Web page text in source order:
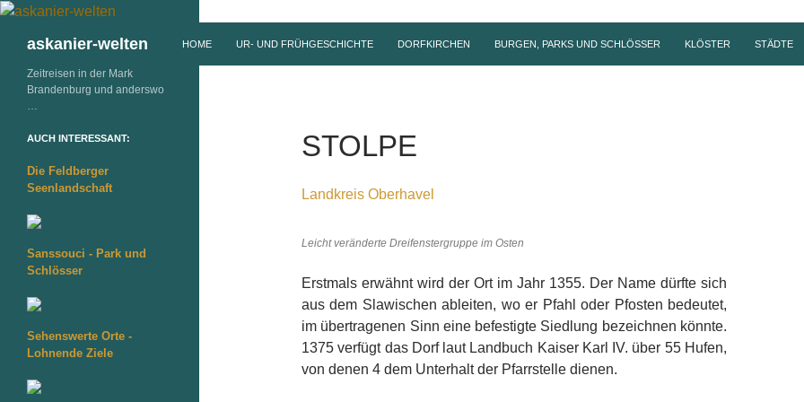
askanier-welten
HOME
UR- UND FRÜHGESCHICHTE DORFKIRCHEN BURGEN, PARKS UND SCHLÖSSER KLÖSTER STÄDTE
STOLPE
Landkreis Oberhavel
Leicht veränderte Dreifenstergruppe im Osten
Erstmals erwähnt wird der Ort im Jahr 1355. Der Name dürfte sich
aus dem Slawischen ableiten, wo er Pfahl oder Pfosten bedeutet,
im übertragenen Sinn eine befestigte Siedlung bezeichnen könnte.
1375 verfügt das Dorf laut Landbuch Kaiser Karl IV. über 55 Hufen,
von denen 4 dem Unterhalt der Pfarrstelle dienen.
Zeitreisen in der Mark
Brandenburg und anderswo
AUCH INTERESSANT:
Die Feldberger
Seenlandschaft
Sanssouci - Park und
Schlösser
Sehenswerte Orte -
Lohnende Ziele